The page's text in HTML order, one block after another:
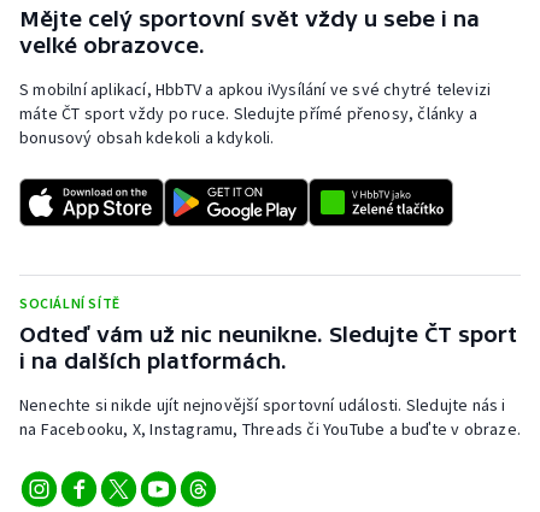
Mějte celý sportovní svět vždy u sebe i na
velké obrazovce.
S mobilní aplikací, HbbTV a apkou iVysílání ve své chytré televizi
máte ČT sport vždy po ruce. Sledujte přímé přenosy, články a
bonusový obsah kdekoli a kdykoli.
SOCIÁLNÍ SÍTĚ
Odteď vám už nic neunikne. Sledujte ČT sport
i na dalších platformách.
Nenechte si nikde ujít nejnovější sportovní události. Sledujte nás i
na Facebooku, X, Instagramu, Threads či YouTube a buďte v obraze.